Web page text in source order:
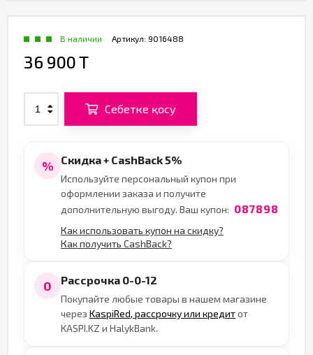
Артикул: 9016488
В наличии
36 900 T
Себетке қосу
% Скидка + CashBack 5%
Используйте персональный купон при
оформлении заказа и получите
дополнительную выгоду. Ваш купон: 087898
Как использовать купон на скидку?
Как получить CashBack?
0 Рассрочка 0-0-12
Покупайте любые товары в нашем магазине
через KaspiRed, рассрочку или кредитот
KASPI.KZ и HalykBank.